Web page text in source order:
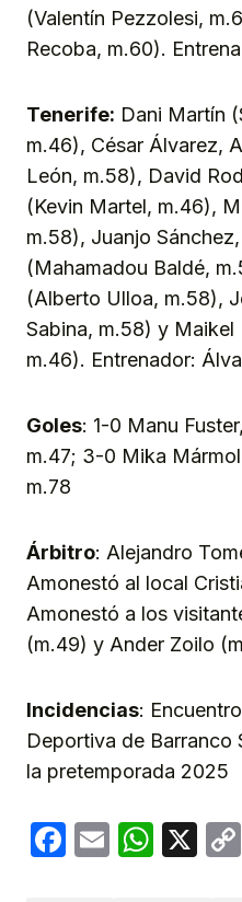
(Valentín Pezzolesi,
Recoba, m.60).
Tenerife: Dani Martín
m.46), César Álvarez,
León, m.58), David
(Kevin Martel, m.46),
m.58), Juanjo
(Mahamadou Baldé,
(Alberto Ulloa, m.58),
Sabina, m.58) y Maikel
m.46). Entrenador:
Goles: 1-0 Manu
m.47; 3-0 Mika
m.78
Árbitro: Alejandro
Amonestó al local
Amonestó a los
(m.49) y Ander Zoilo
Incidencias:
Deportiva de Barranco
la pretemporada 2025
Facebook
Email X